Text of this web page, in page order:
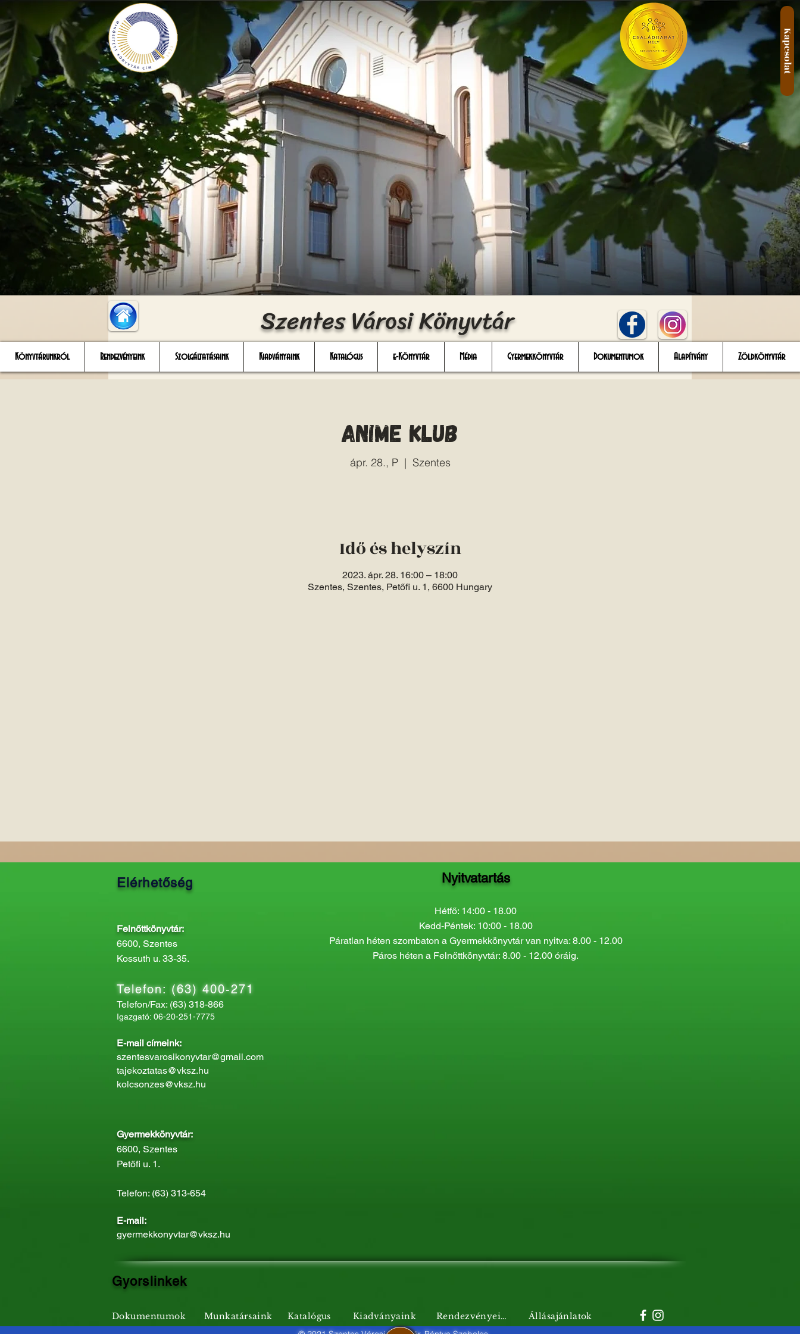
Kapcsolat
Szentes Városi Könyvtár
Könyvtárunkról Rendezvényeink Szolgáltatásaink Kiadványaink Katalógus e-Könyvtár Média Gyermekkönyvtár Dokumentumok Alapítvány Zöldkönyvtár
Anime Klub
ápr. 28., P
  |
Szentes
Idő és helyszín
2023. ápr. 28. 16:00 – 18:00
Szentes, Szentes, Petőfi u. 1, 6600 Hungary
Elérhetőség
Felnőttkönyvtár:
6600, Szentes
Kossuth u. 33-35.
Telefon: (63) 400-271
Telefon/Fax: (63) 318-866
Igazgató: 06-20-251-7775
E-mail címeink:
szentesvarosikonyvtar@gmail.com
tajekoztatas@vksz.hu
kolcsonzes@vksz.hu
Gyermekkönyvtár:
6600, Szentes
Petőfi u. 1.
Telefon: (63) 313-654
E-mail:
gyermekkonyvtar@vksz.hu
Nyitvatartás
Hétfő: 14:00 - 18.00
Kedd-Péntek: 10:00 - 18.00
Páratlan héten szombaton a Gyermekkönyvtár van nyitva: 8.00 - 12.00
Páros héten a Felnőttkönyvtár: 8.00 - 12.00 óráig.
Gyorslinkek
Dokumentumok Munkatársaink Katalógus Kiadványaink Rendezvényeink
Állásajánlatok